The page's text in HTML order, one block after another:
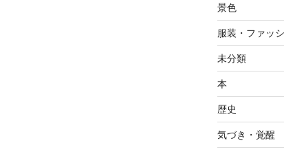
景色
服装・ファッ
未分類
本
歴史
気づき・覚醒